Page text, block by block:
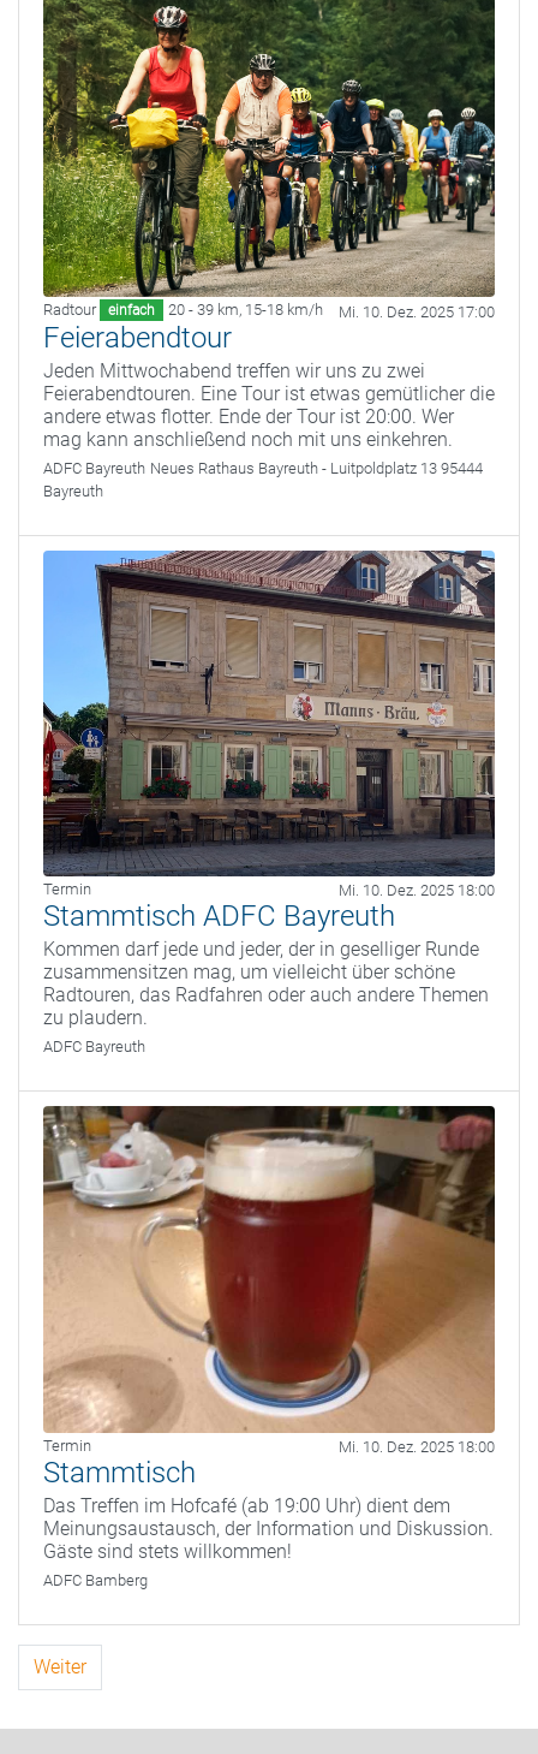
Radtour einfach 20 - 39 km, 15-18 km/h Mi. 10. Dez. 2025 17:00
Feierabendtour
Jeden Mittwochabend treffen wir uns zu zwei
Feierabendtouren. Eine Tour ist etwas gemütlicher die
andere etwas flotter. Ende der Tour ist 20:00. Wer
mag kann anschließend noch mit uns einkehren.
ADFC Bayreuth Neues Rathaus Bayreuth - Luitpoldplatz 13 95444
Bayreuth
Termin Mi. 10. Dez. 2025 18:00
Stammtisch ADFC Bayreuth
Kommen darf jede und jeder, der in geselliger Runde
zusammensitzen mag, um vielleicht über schöne
Radtouren, das Radfahren oder auch andere Themen
zu plaudern.
ADFC Bayreuth
Termin Mi. 10. Dez. 2025 18:00
Stammtisch
Das Treffen im Hofcafé (ab 19:00 Uhr) dient dem
Meinungsaustausch, der Information und Diskussion.
Gäste sind stets willkommen!
ADFC Bamberg
Weiter